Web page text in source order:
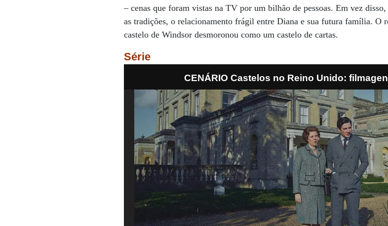
– cenas que foram vistas na TV por um bilhão de pessoas. Em vez
as tradições, o relacionamento frágil entre Diana e sua futura família. O
castelo de Windsor desmoronou como um castelo de cartas.
Série
CENÁRIO Castelos no Reino Unido: